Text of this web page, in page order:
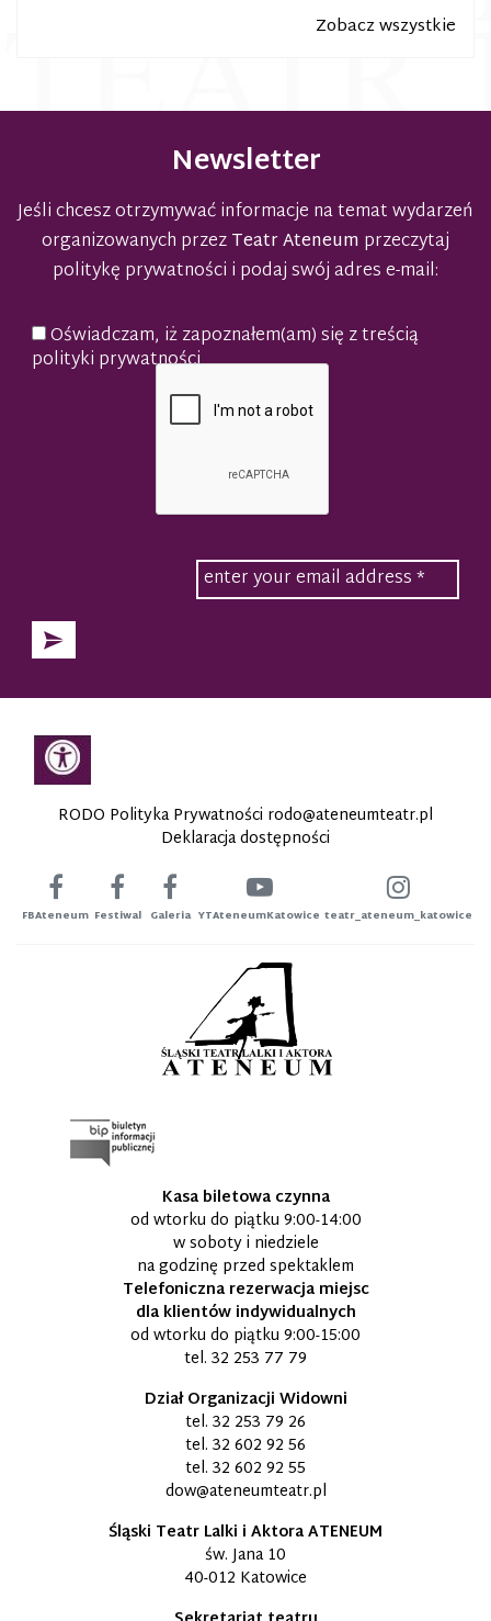
Zobacz wszystkie
Newsletter
Jeśli chcesz otrzymywać informacje na temat wydarzeń
organizowanych przezTeatr Ateneum przeczytaj
politykę prywatności i podaj swój adres e-mail:
Oświadczam, iż zapoznałem(am) się z treścią
polityki prywatności
RODO Polityka Prywatności rodo@ateneumteatr.pl
Deklaracja dostępności
FBAteneum Festiwal Galeria YTAteneumKatowice teatr_ateneum_katowice
Kasa biletowa czynna
od wtorku do piątku 9:00-14:00
w soboty i niedziele
na godzinę przed spektaklem
Telefoniczna rezerwacja miejsc
dla klientów indywidualnych
od wtorku do piątku 9:00-15:00
tel. 32 253 77 79
Dział Organizacji Widowni
tel. 32 253 79 26
tel. 32 602 92 56
tel. 32 602 92 55
dow@ateneumteatr.pl
Śląski Teatr Lalki i Aktora ATENEUM
św. Jana 10
40-012 Katowice